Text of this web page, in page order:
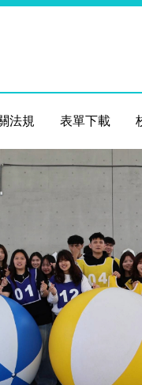
法規 表單下載